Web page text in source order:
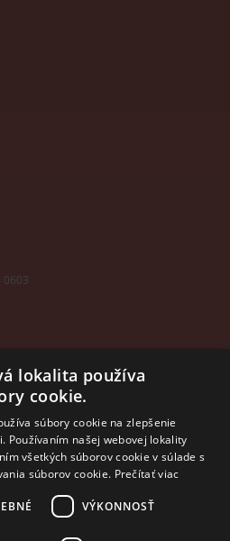
0603
lokalita používa
cookie.
súbory cookie na zlepšenie
Používaním našej webovej lokality
všetkých súborov cookie v súlade s
súborov cookie. Prečítať viac
VÝKONNOSŤ